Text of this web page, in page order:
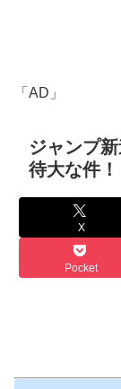
「AD」
ジャンプ
待大な件！
X
Pocket